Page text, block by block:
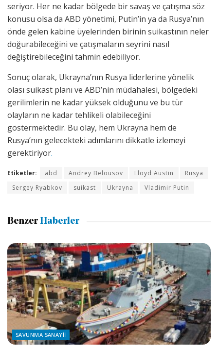
seriyor. Her ne kadar bölgede bir savaş ve çatışma söz
konusu olsa da ABD yönetimi, Putin’in ya da Rusya’nın
önde gelen kabine üyelerinden birinin suikastının neler
doğurabileceğini ve çatışmaların seyrini nasıl
değiştirebileceğini tahmin edebiliyor.
Sonuç olarak, Ukrayna’nın Rusya liderlerine yönelik
olası suikast planı ve ABD’nin müdahalesi, bölgedeki
gerilimlerin ne kadar yüksek olduğunu ve bu tür
olayların ne kadar tehlikeli olabileceğini
göstermektedir. Bu olay, hem Ukrayna hem de
Rusya’nın gelecekteki adımlarını dikkatle izlemeyi
gerektiriyor.
Etiketler: abd Andrey Belousov Lloyd Austin
Rusya
Sergey Ryabkov
suikast Ukrayna Vladimir Putin
Benzer Haberler
SAVUNMA SANAYII